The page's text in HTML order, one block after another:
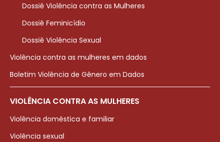
Dossiê Violência contra as Mulheres
Dossiê Feminicídio
Dossiê Violência Sexual
Violência contra as mulheres em dados
Boletim Violência de Gênero em Dados
VIOLÊNCIA CONTRA AS MULHERES
Violência doméstica e familiar
Violência sexual